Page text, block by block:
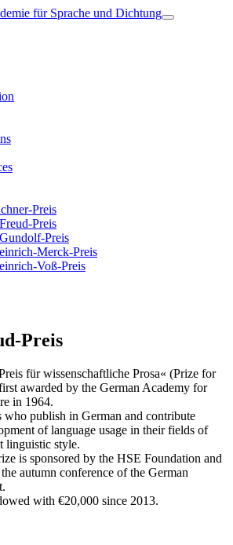
Preis
Preis
Preis
Merck-Preis
Voß-Preis
Preis
für wissenschaftliche Prosa« (Prize for
awarded by the German Academy for
in 1964.
who publish in German and contribute
of language usage in their fields of
linguistic style.
is sponsored by the HSE Foundation and
autumn conference of the German
with €20,000 since 2013.